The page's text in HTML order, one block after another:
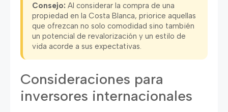
Consejo: Al considerar la compra de una
propiedad en la Costa Blanca, priorice aquellas
que ofrezcan no solo comodidad sino también
un potencial de revalorización y un estilo de
vida acorde a sus expectativas.
Consideraciones para
inversores internacionales